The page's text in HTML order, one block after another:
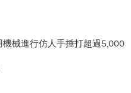
械進行仿人手捶打超過5,000